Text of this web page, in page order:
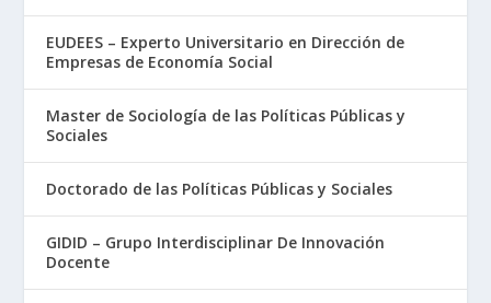
EUDEES – Experto Universitario en Dirección de
Empresas de Economía Social
Master de Sociología de las Políticas Públicas y
Sociales
Doctorado de las Políticas Públicas y Sociales
GIDID – Grupo Interdisciplinar De Innovación
Docente